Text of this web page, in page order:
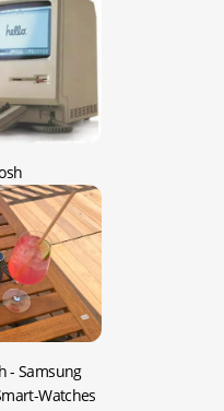
-Samsung
Watches